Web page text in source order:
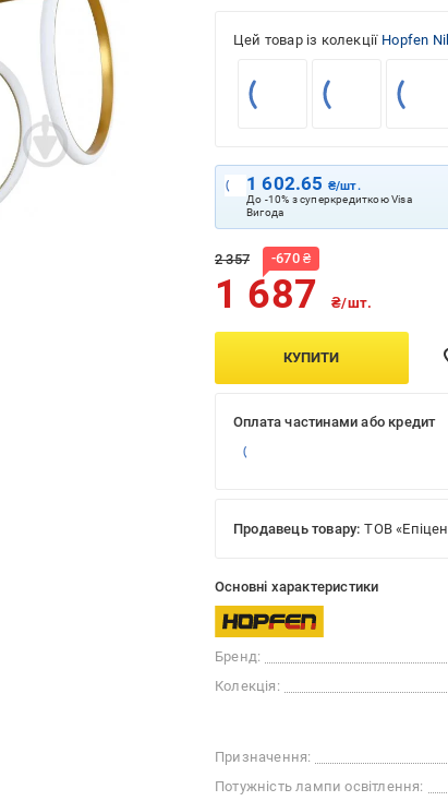
Цей товар із колекції Hopfen
1 602.65 ₴/шт.
До -10% з суперкредиткою Visa
Вигода
2 357 -670₴
1 687 ₴/шт.
КУПИТИ
Оплата частинами або кредит
Продавець товару: ТОВ
Основні характеристики
Бренд:
Колекція:
Призначення:
Потужність лампи освітлення: